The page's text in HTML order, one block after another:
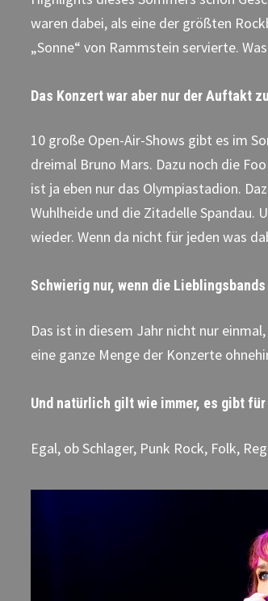
waren dabei, als eine der größten
„Sonne“ von Rammstein servierte.
Das Konzert war aber nur der Auftakt
10 große Open-Air-Shows gibt es im
dreimal Bruno Mars. Dazu noch die
ist ja eben nur das Olympiastadion.
Wuhlheide und die Zitadelle Spandau.
wieder. Wenn da nicht für jeden was
Schwierig nur, wenn die
Das ist in diesem Jahr nicht nur
eine ganze Menge der Konzerte
Und natürlich gilt wie immer, es gibt
Egal, ob Schlager, Punk Rock, Folk,